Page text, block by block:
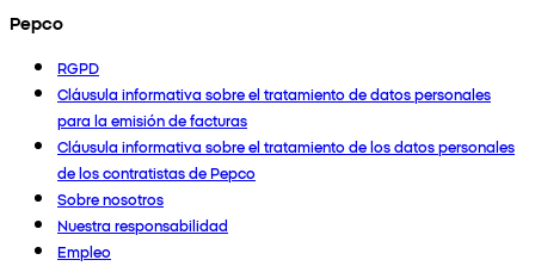
Pepco
RGPD
Cláusula informativa sobre el tratamiento de datos personales
para la emisión de facturas
Cláusula informativa sobre el tratamiento de los datos personales
de los contratistas de Pepco
Sobre nosotros
Nuestra responsabilidad
Empleo